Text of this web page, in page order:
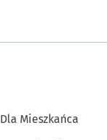
Dla Mieszkańca